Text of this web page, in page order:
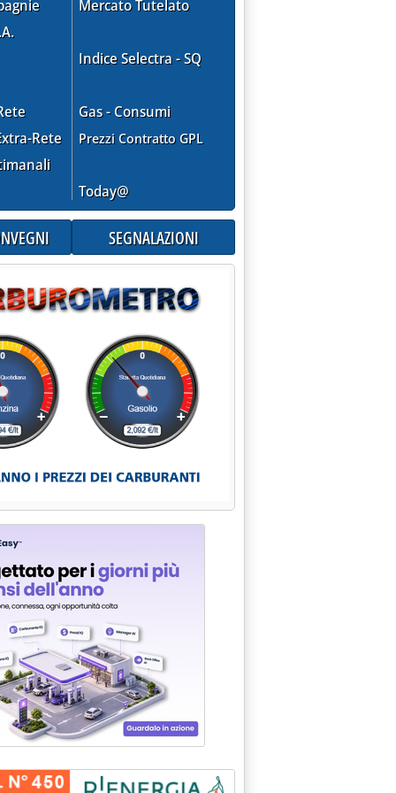
Rete
Mercato Tutelato
Indice Selectra - SQ
Gas - Consumi
Prezzi Contratto GPL
Today@
SEGNALAZIONI